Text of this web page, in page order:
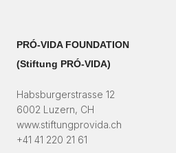
PRÓ-VIDA FOUNDATION
(Stiftung PRÓ-VIDA)​
Habsburgerstrasse 12
6002 Luzern, CH
www.stiftungprovida.ch
+41 41 220 21 61